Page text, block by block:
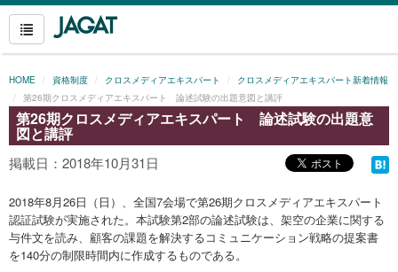
HOME 資格制度 クロスメディアエキスパート
クロスメディアエキスパート新着情報
第26期クロスメディアエキスパート 論述試験の出題意図と講評
第26期クロスメディアエキスパート 論述試験の出題意
図と講評
掲載日：2018年10月31日
2018年8月26日（日）、全国7会場で第26期クロスメディアエキスパート
認証試験が実施された。本試験第2部の論述試験は、架空の企業に関する
与件文を読み、顧客の課題を解決するコミュニケーション戦略の提案書
を140分の制限時間内に作成するものである。